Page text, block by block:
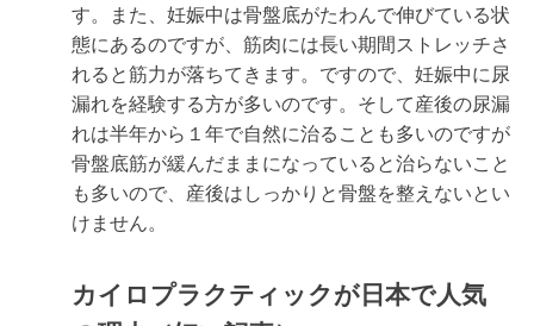
す。また、妊娠中は骨盤底がたわんで伸びている状
態にあるのですが、筋肉には長い期間ストレッチさ
れると筋力が落ちてきます。ですので、妊娠中に尿
漏れを経験する方が多いのです。そして産後の尿漏
れは半年から１年で自然に治ることも多いのですが
骨盤底筋が緩んだままになっていると治らないこと
も多いので、産後はしっかりと骨盤を整えないとい
けません。
カイロプラクティックが日本で人気